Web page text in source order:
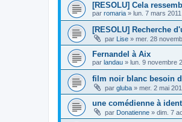
[RESOLU] Cela
par romaria » lun. 7 mars
[RESOLU] Recherche
par Lise » mer. 28
Fernandel à Aix
par landau » lun. 9 novembre
film noir blanc besoin
par gluba » mer. 2 mai
une comédienne à
par Donatienne » dim. 7